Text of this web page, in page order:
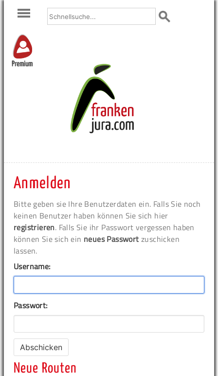
Premium
Anmelden
Bitte geben sie Ihre Benutzerdaten ein. Falls Sie noch
keinen Benutzer haben können Sie sich hier
registrieren. Falls Sie ihr Passwort vergessen haben
können Sie sich ein neues Passwort zuschicken
lassen.
Username:
Passwort:
Neue Routen